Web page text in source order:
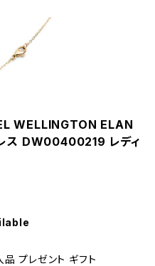
WELLINGTON ELAN
ス DW00400219 レディ
プレゼント ギフト